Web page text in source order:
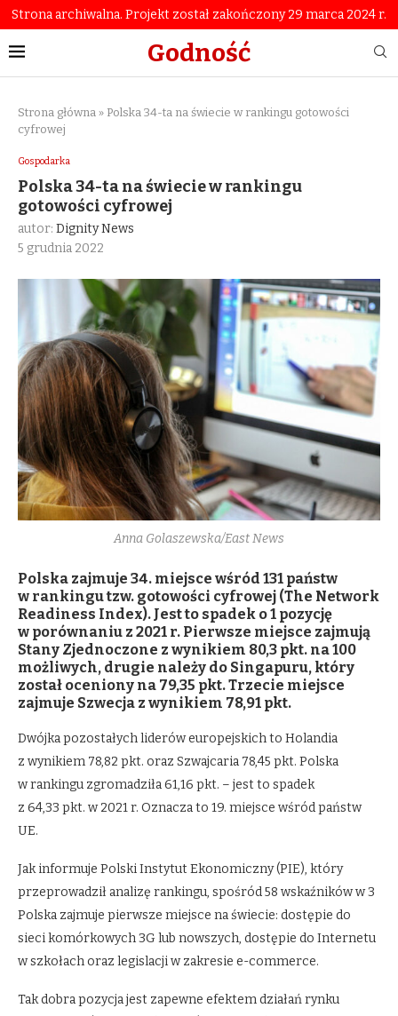
Strona archiwalna. Projekt został zakończony 29 marca 2024 r.
Godność
Strona główna » Polska 34-ta na świecie w rankingu gotowości
cyfrowej
Gospodarka
Polska 34-ta na świecie w rankingu
gotowości cyfrowej
autor: Dignity News
5 grudnia 2022
Anna Golaszewska/East News
Polska zajmuje 34. miejsce wśród 131 państw
w rankingu tzw. gotowości cyfrowej (The Network
Readiness Index). Jest to spadek o 1 pozycję
w porównaniu z 2021 r. Pierwsze miejsce zajmują
Stany Zjednoczone z wynikiem 80,3 pkt. na 100
możliwych, drugie należy do Singapuru, który
został oceniony na 79,35 pkt. Trzecie miejsce
zajmuje Szwecja z wynikiem 78,91 pkt.
Dwójka pozostałych liderów europejskich to Holandia
z wynikiem 78,82 pkt. oraz Szwajcaria 78,45 pkt. Polska
w rankingu zgromadziła 61,16 pkt. – jest to spadek
z 64,33 pkt. w 2021 r. Oznacza to 19. miejsce wśród państw
UE.
Jak informuje Polski Instytut Ekonomiczny (PIE), który
przeprowadził analizę rankingu, spośród 58 wskaźników w 3
Polska zajmuje pierwsze miejsce na świecie: dostępie do
sieci komórkowych 3G lub nowszych, dostępie do Internetu
w szkołach oraz legislacji w zakresie e-commerce.
Tak dobra pozycja jest zapewne efektem działań rynku